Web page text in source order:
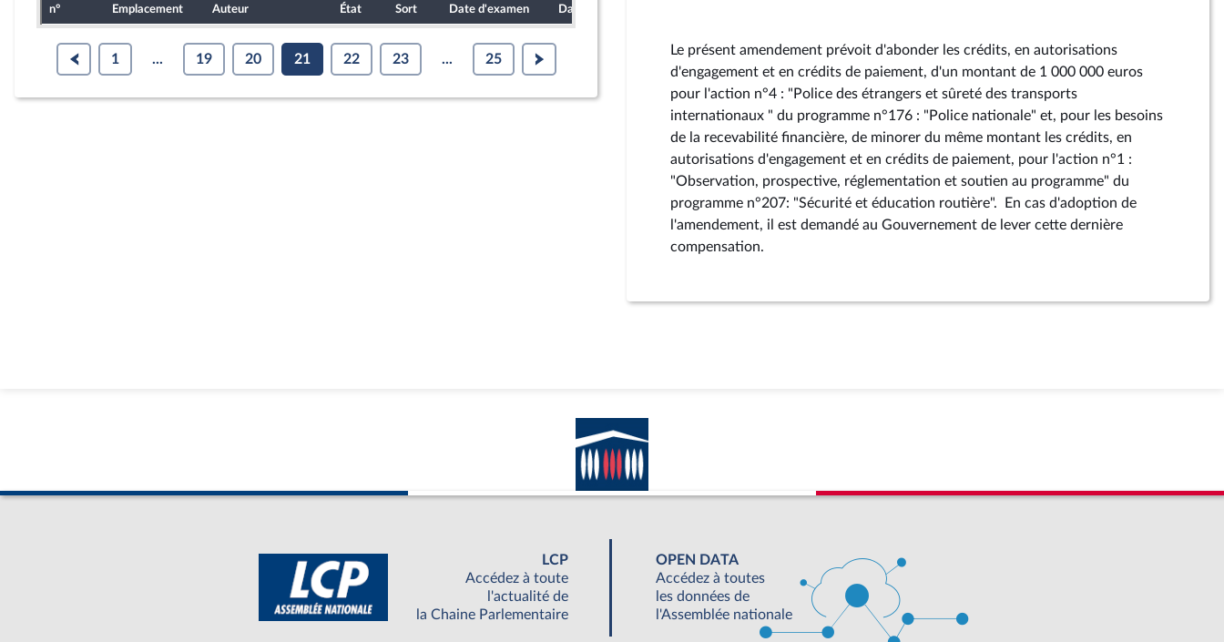
n° Emplacement Auteur État Sort Date d'examen Date de dépôt
1 ... 19 20 21 22 23 ... 25
Le présent amendement prévoit d'abonder les crédits, en autorisations
d'engagement et en crédits de paiement, d'un montant de 1 000 000 euros
pour l'action n°4 : "Police des étrangers et sûreté des transports
internationaux " du programme n°176 : "Police nationale" et, pour les besoins
de la recevabilité financière, de minorer du même montant les crédits, en
autorisations d'engagement et en crédits de paiement, pour l'action n°1 :
"Observation, prospective, réglementation et soutien au programme" du
programme n°207: "Sécurité et éducation routière". En cas d'adoption de
l'amendement, il est demandé au Gouvernement de lever cette dernière
compensation.
LCP
Accédez à toute
l'actualité de
la Chaine Parlementaire
OPEN DATA
Accédez à toutes
les données de
l'Assemblée nationale